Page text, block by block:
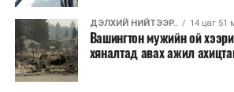
ДЭЛХИЙ НИЙТЭЭР.. 14 цаг 51
Вашингтон мужийн ой
хяналтад авах ажил